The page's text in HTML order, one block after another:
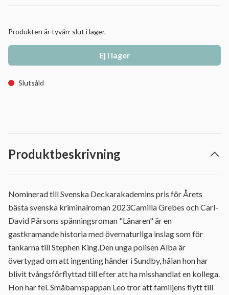
Produkten är tyvärr slut i lager.
Ej i lager
Slutsåld
Produktbeskrivning
Nominerad till Svenska Deckarakademins pris för Årets
bästa svenska kriminalroman 2023Camilla Grebes och Carl-
David Pärsons spänningsroman "Lånaren" är en
gastkramande historia med övernaturliga inslag som för
tankarna till Stephen King.Den unga polisen Alba är
övertygad om att ingenting händer i Sundby, hålan hon har
blivit tvångsförflyttad till efter att ha misshandlat en kollega.
Hon har fel. Småbarnspappan Leo tror att familjens flytt till